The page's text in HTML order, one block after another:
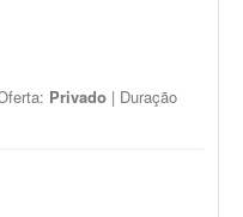
Privado | Duração